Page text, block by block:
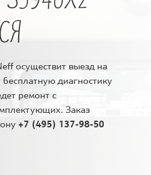
осуществит выезд на
диагностику
ремонт с
Заказ
+7 (495) 137-98-50